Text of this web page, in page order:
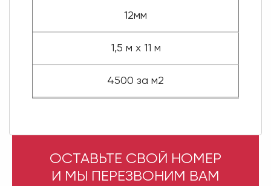
12мм
1,5 м х 11 м
4500 за м2
ОСТАВЬТЕ СВОЙ НОМЕР
И МЫ ПЕРЕЗВОНИМ ВАМ